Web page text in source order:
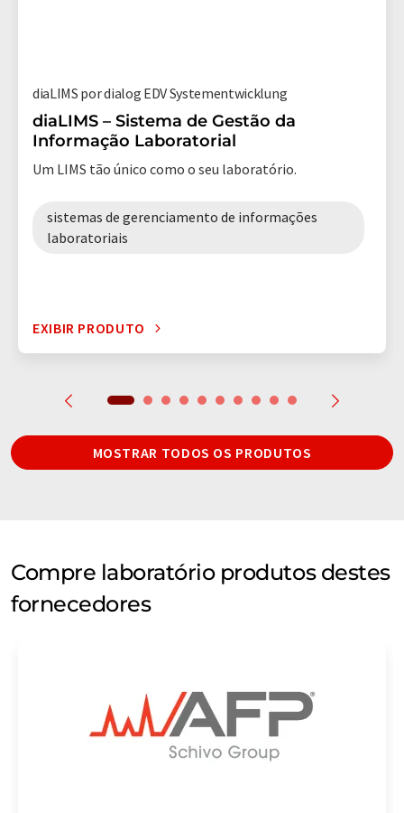
diaLIMS por dialog EDV Systementwicklung
diaLIMS – Sistema de Gestão da
Informação Laboratorial
Um LIMS tão único como o seu laboratório.
sistemas de gerenciamento de informações
laboratoriais
EXIBIR PRODUTO
MOSTRAR TODOS OS PRODUTOS
Compre laboratório produtos destes
fornecedores